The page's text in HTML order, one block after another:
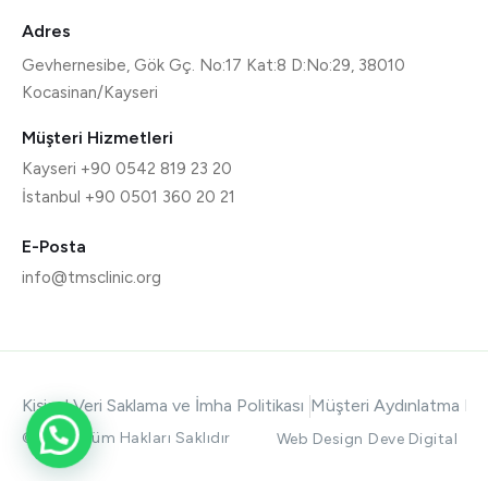
Adres
Gevhernesibe, Gök Gç. No:17 Kat:8 D:No:29, 38010
Kocasinan/Kayseri
Müşteri Hizmetleri
Kayseri +90 0542 819 23 20
İstanbul +90 0501 360 20 21
E-Posta
info@tmsclinic.org
© 2026 Tüm Hakları Saklıdır Web Design Deve Digital
Kişisel Veri Saklama ve İmha Politikası Müşteri Aydınlatma